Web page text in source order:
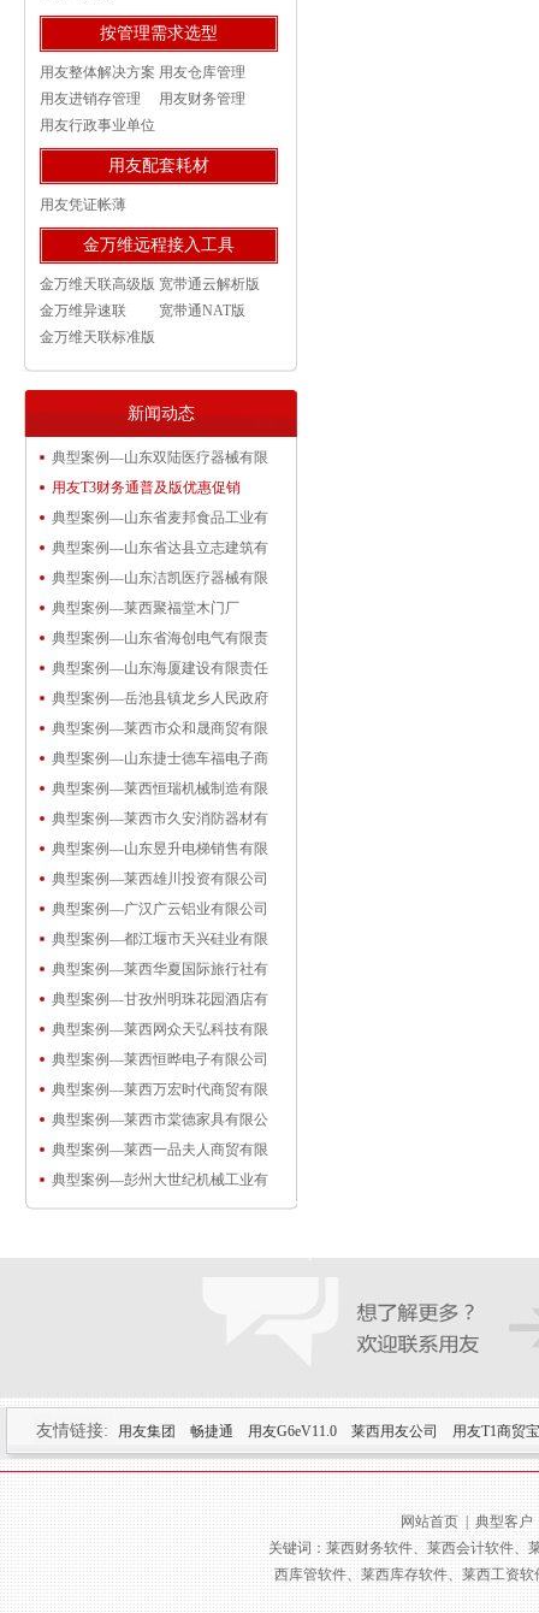
按管理需求选型
用友整体解决方案 用友仓库管理
用友进销存管理
用友财务管理
用友行政事业单位
用友配套耗材
用友凭证帐薄
金万维远程接入工具
金万维天联高级版 宽带通云解析版
金万维异速联
宽带通NAT版
金万维天联标准版
新闻动态
典型案例—山东双陆医疗器械有限
用友T3财务通普及版优惠促销
典型案例—山东省麦邦食品工业有
典型案例—山东省达县立志建筑有
典型案例—山东洁凯医疗器械有限
典型案例—莱西聚福堂木门厂
典型案例—山东省海创电气有限责
典型案例—山东海厦建设有限责任
典型案例—岳池县镇龙乡人民政府
典型案例—莱西市众和晟商贸有限
典型案例—山东捷士德车福电子商
典型案例—莱西恒瑞机械制造有限
典型案例—莱西市久安消防器材有
典型案例—山东昱升电梯销售有限
典型案例—莱西雄川投资有限公司
典型案例—广汉广云铝业有限公司
典型案例—都江堰市天兴硅业有限
典型案例—莱西华夏国际旅行社有
典型案例—甘孜州明珠花园酒店有
典型案例—莱西网众天弘科技有限
典型案例—莱西恒晔电子有限公司
典型案例—莱西万宏时代商贸有限
典型案例—莱西市棠德家具有限公
典型案例—莱西一品夫人商贸有限
典型案例—彭州大世纪机械工业有
友情链接: 用友集团 畅捷通 用友G6eV11.0 莱西用友公司 用友T1商贸宝
网站首页 | 典型客户
关键词：莱西财务软件、莱西会计软件、
西库管软件、莱西库存软件、莱西工资